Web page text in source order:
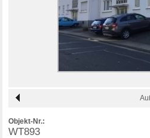
Objekt-Nr.:
WT893